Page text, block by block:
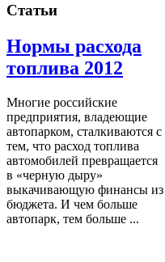
Статьи
Нормы расхода
топлива 2012
Многие российские
предприятия, владеющие
автопарком, сталкиваются с
тем, что расход топлива
автомобилей превращается
в «черную дыру»
выкачивающую финансы из
бюджета. И чем больше
автопарк, тем больше ...